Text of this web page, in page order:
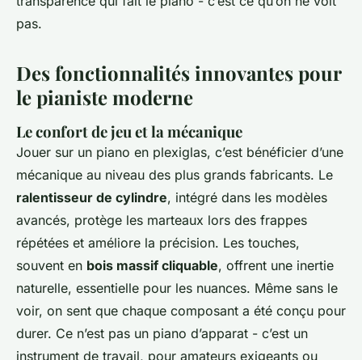
pas.
Des fonctionnalités innovantes pour
le pianiste moderne
Le confort de jeu et la mécanique
Jouer sur un piano en plexiglas, c’est bénéficier d’une
mécanique au niveau des plus grands fabricants. Le
ralentisseur de cylindre, intégré dans les modèles
avancés, protège les marteaux lors des frappes
répétées et améliore la précision. Les touches,
souvent en bois massif cliquable, offrent une inertie
naturelle, essentielle pour les nuances. Même sans le
voir, on sent que chaque composant a été conçu pour
durer. Ce n’est pas un piano d’apparat - c’est un
instrument de travail, pour amateurs exigeants ou